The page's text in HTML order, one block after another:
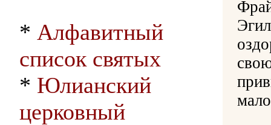
* Алфавитный
список святых
* Юлианский
церковный